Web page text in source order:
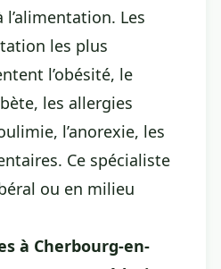
Les
les plus
l’obésité, le
les allergies
l’anorexie, les
Ce spécialiste
ou en milieu
à Cherbourg-en-